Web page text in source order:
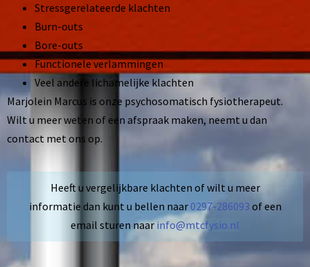
Stressgerelateerde klachten
Burn-outs
Bore-outs
Functionele verlammingen
Veel andere lichamelijke klachten
Marjolein Marcus is onze psychosomatisch fysiotherapeut.
Wilt u meer weten of een afspraak maken, neemt u dan
contact met ons op.
Heeft u vergelijkbare klachten of wilt u meer
informatie dan kunt u bellen naar 0297-286093 of een
email sturen naarinfo@mtcfysio.nl